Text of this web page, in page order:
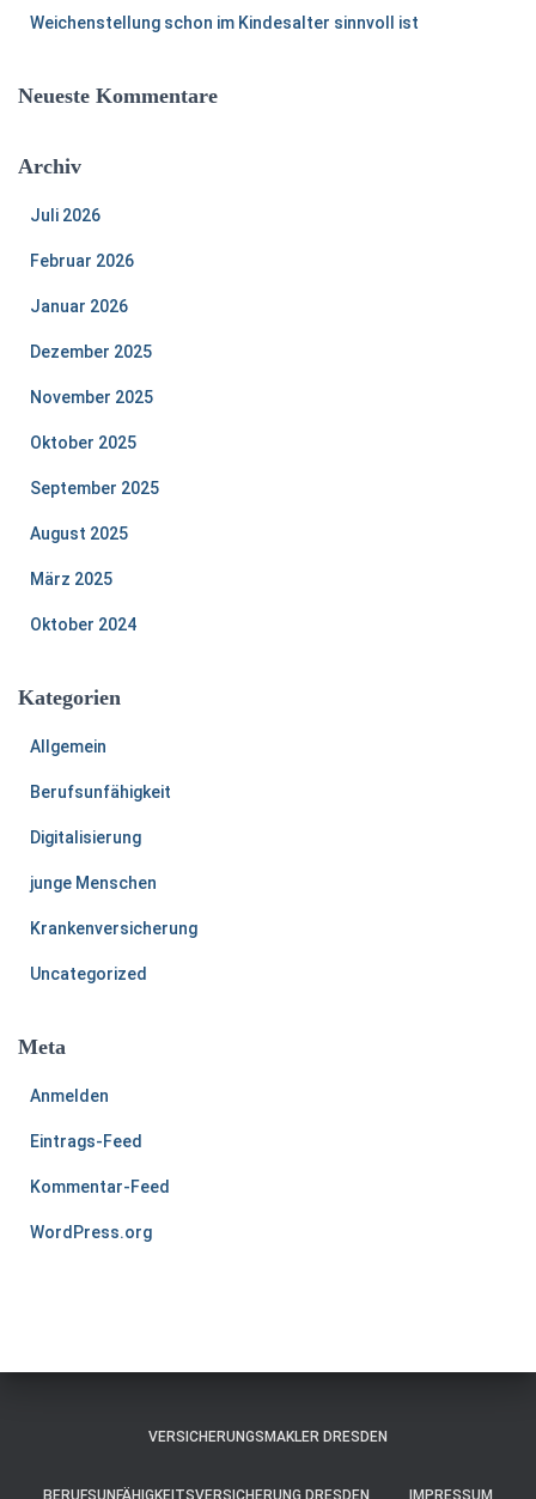
Weichenstellung schon im Kindesalter sinnvoll ist
Neueste Kommentare
Archiv
Juli 2026
Februar 2026
Januar 2026
Dezember 2025
November 2025
Oktober 2025
September 2025
August 2025
März 2025
Oktober 2024
Kategorien
Allgemein
Berufsunfähigkeit
Digitalisierung
junge Menschen
Krankenversicherung
Uncategorized
Meta
Anmelden
Eintrags-Feed
Kommentar-Feed
WordPress.org
VERSICHERUNGSMAKLER DRESDEN
BERUFSUNFÄHIGKEITSVERSICHERUNG DRESDEN IMPRESSUM